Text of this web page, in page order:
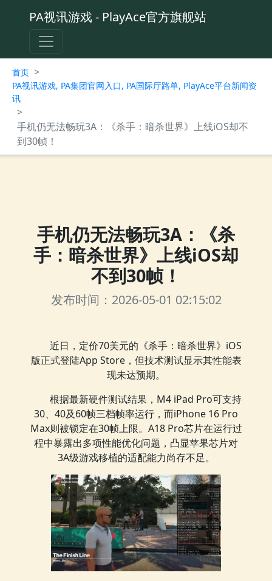
PA视讯游戏 - PlayAce官方旗舰站
首页 >
PA视讯游戏, PA集团官网入口, PA国际厅路单, PlayAce平台新闻资
讯
>
手机仍无法畅玩3A：《杀手：暗杀世界》上线iOS却不
到30帧！
手机仍无法畅玩3A：《杀
手：暗杀世界》上线iOS却
不到30帧！
发布时间：2026-05-01 02:15:02
近日，定价70美元的《杀手：暗杀世界》iOS
版正式登陆App Store，但技术测试显示其性能表
现未达预期。
根据最新硬件测试结果，M4 iPad Pro可支持
30、40及60帧三档帧率运行，而iPhone 16 Pro
Max则被锁定在30帧上限。A18 Pro芯片在运行过
程中暴露出多项性能优化问题，凸显苹果芯片对
3A级游戏移植的适配能力尚存不足。